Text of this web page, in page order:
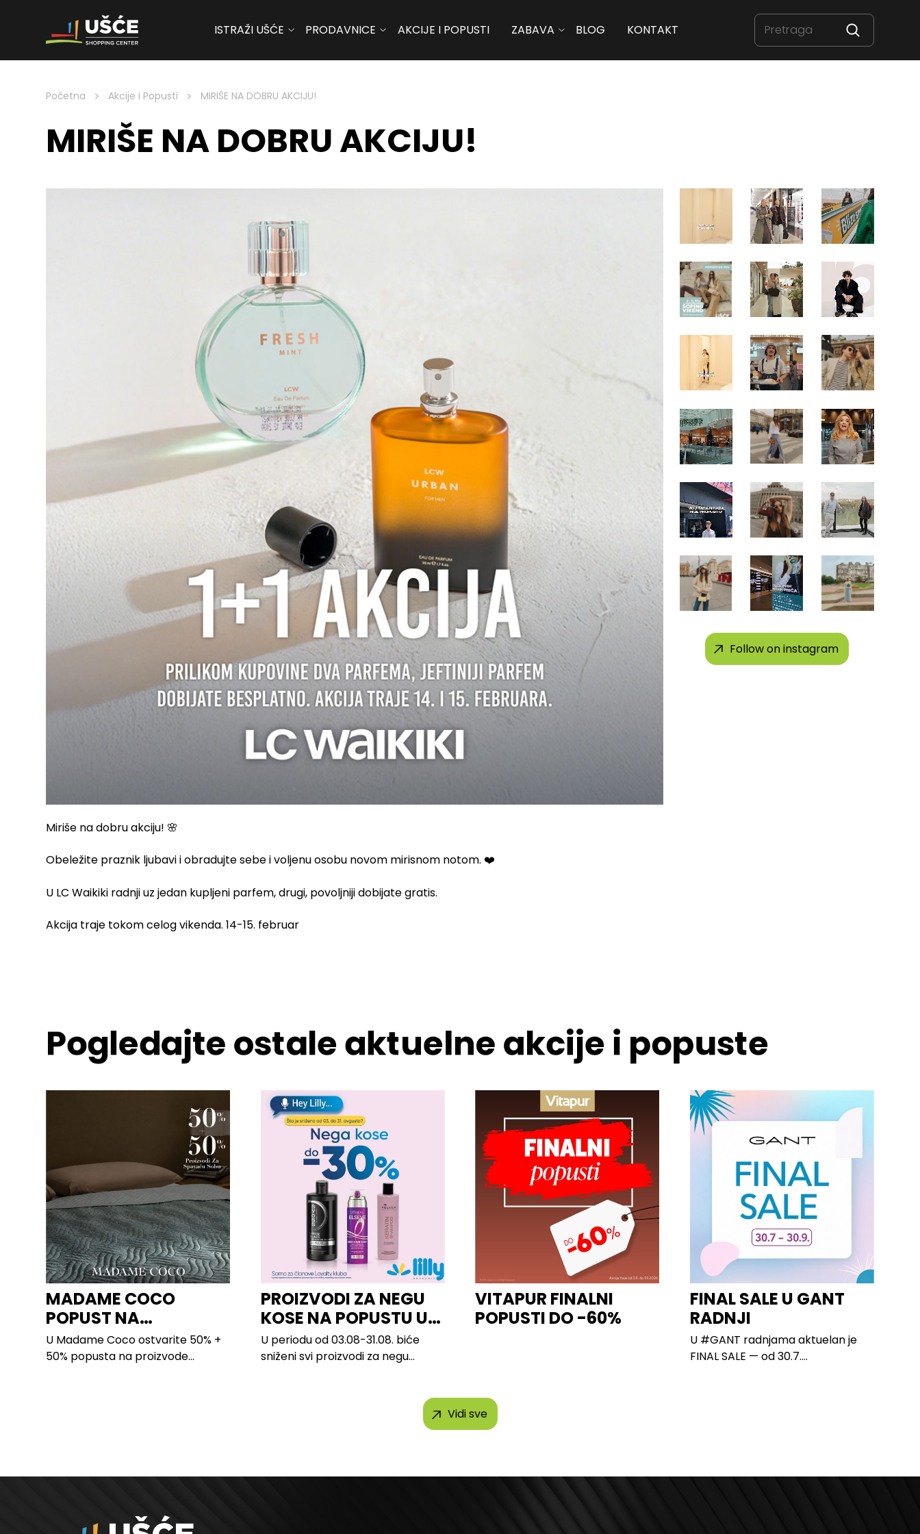
Skip to content
ISTRAŽI UŠĆE PRODAVNICE AKCIJE I POPUSTI ZABAVA BLOG KONTAKT
Početna > Akcije i Popusti > MIRIŠE NA DOBRU AKCIJU!
MIRIŠE NA DOBRU AKCIJU!
Follow on instagram
Miriše na dobru akciju! 🌸
Obeležite praznik ljubavi i obradujte sebe i voljenu osobu novom mirisnom notom. ❤️
U LC Waikiki radnji uz jedan kupljeni parfem, drugi, povoljniji dobijate gratis.
Akcija traje tokom celog vikenda. 14-15. februar
Pogledajte ostale aktuelne akcije i popuste
MADAME COCO
POPUST NA
PROIZVODE ZA
SPAVAĆU SOBU
U Madame Coco ostvarite 50% +
50% popusta na proizvode...
PROIZVODI ZA NEGU
KOSE NA POPUSTU U
LILLY
U periodu od 03.08-31.08. biće
sniženi svi proizvodi za negu
VITAPUR FINALNI
POPUSTI DO -60%
FINAL SALE U GANT
RADNJI
U #GANT radnjama aktuelan je
FINAL SALE — od 30.7....
Vidi sve